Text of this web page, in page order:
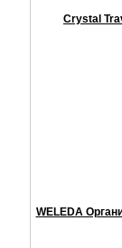
Crystal
WELEDA